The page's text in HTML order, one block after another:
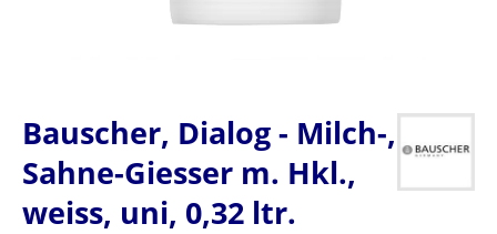
Bauscher, Dialog - Milch-,
Sahne-Giesser m. Hkl.,
weiss, uni, 0,32 ltr.